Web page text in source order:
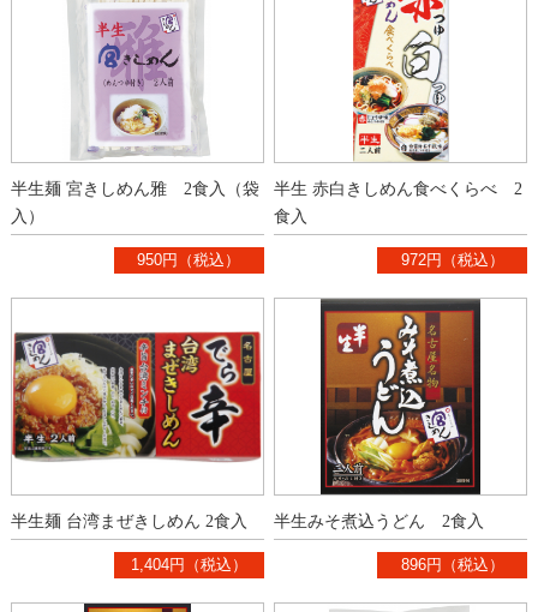
半生麺 宮きしめん雅 2食入（袋
入）
950円（税込）
半生 赤白きしめん食べくらべ 2
食入
972円（税込）
半生麺 台湾まぜきしめん 2食入
1,404円（税込）
半生みそ煮込うどん 2食入
896円（税込）